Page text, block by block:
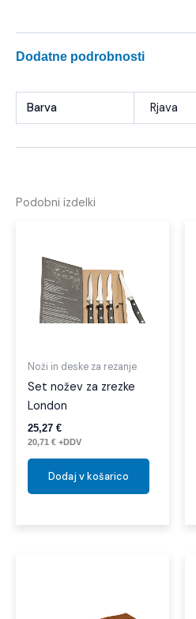
Dodatne podrobnosti
Barva Rjava
Podobni izdelki
Noži in deske za rezanje
Set nožev za zrezke
London
25,27 €
20,71 € +DDV
Dodaj v košarico